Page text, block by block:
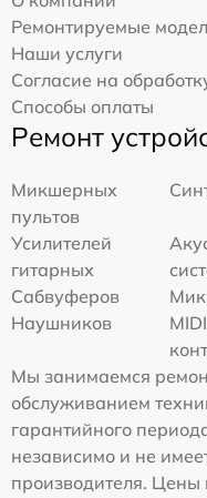
Ремонтируемые
Наши услуги
Согласие на
Способы оплаты
Ремонт
Микшерных
пультов
Усилителей
гитарных
Сабвуферов
Наушников
Мы занимаемся
обслуживанием
гарантийного
независимо и не
производителя. Цены